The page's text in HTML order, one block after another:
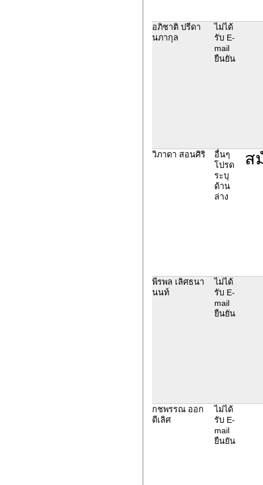
อภิชาติ ปรีดา
นภากุล
ไม่ได้
รับ E-
mail
ยืนยัน
วิภาดา สอนศิริ
อื่นๆ
โปรด
ระบุ
ด้าน
ล่าง
ส
พีรพล เลิศธนา
นนท์
ไม่ได้
รับ E-
mail
ยืนยัน
กชพรรณ ออก
ดีเลิศ
ไม่ได้
รับ E-
mail
ยืนยัน